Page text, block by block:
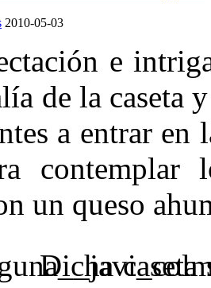
2010-05-03
e
de la caseta
a entrar
un queso
Dicha